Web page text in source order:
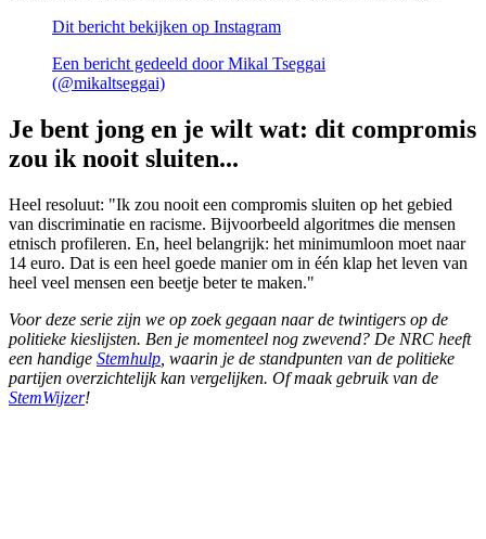
Dit bericht bekijken op Instagram
Een bericht gedeeld door Mikal Tseggai
(@mikaltseggai)
Je bent jong en je wilt wat: dit compromis
zou ik nooit sluiten...
Heel resoluut: "Ik zou nooit een compromis sluiten op het gebied
van discriminatie en racisme. Bijvoorbeeld algoritmes die mensen
etnisch profileren. En, heel belangrijk: het minimumloon moet naar
14 euro. Dat is een heel goede manier om in één klap het leven van
heel veel mensen een beetje beter te maken."
Voor deze serie zijn we op zoek gegaan naar de twintigers op de
politieke kieslijsten. Ben je momenteel nog zwevend? De NRC heeft
een handige Stemhulp , waarin je de standpunten van de politieke
partijen overzichtelijk kan vergelijken. Of maak gebruik van de
StemWijzer!